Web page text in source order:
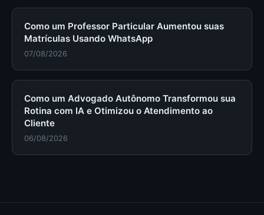
Como um Professor Particular Aumentou suas
Matrículas Usando WhatsApp
07/08/2026
Como um Advogado Autônomo Transformou sua
Rotina com IA e Otimizou o Atendimento ao
Cliente
06/08/2026